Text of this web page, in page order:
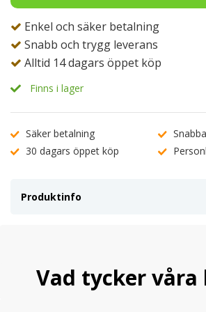
Enkel och säker betalning
Snabb och trygg leverans
Alltid 14 dagars öppet köp
Finns i lager
Säker betalning
30 dagars öppet köp
Produktinfo
Vad tycker våra